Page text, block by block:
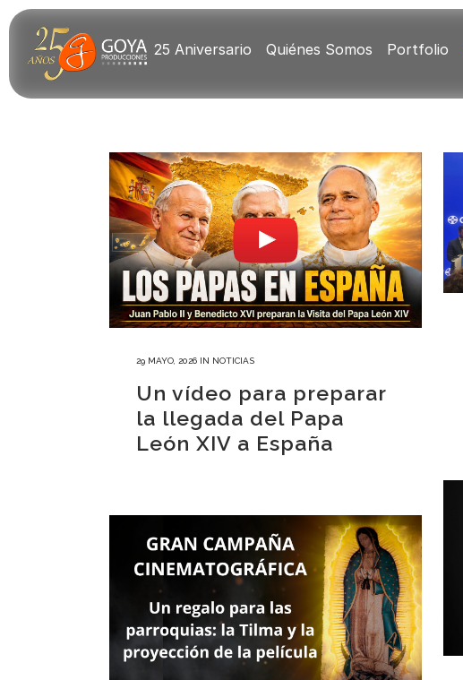
25 Aniversario Quiénes Somos Portfolio
29 MAYO, 2026 IN NOTICIAS
Un vídeo para preparar
la llegada del Papa
León XIV a España